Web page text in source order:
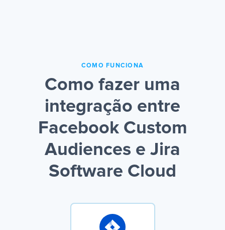
COMO FUNCIONA
Como fazer uma
integração entre
Facebook Custom
Audiences e Jira
Software Cloud